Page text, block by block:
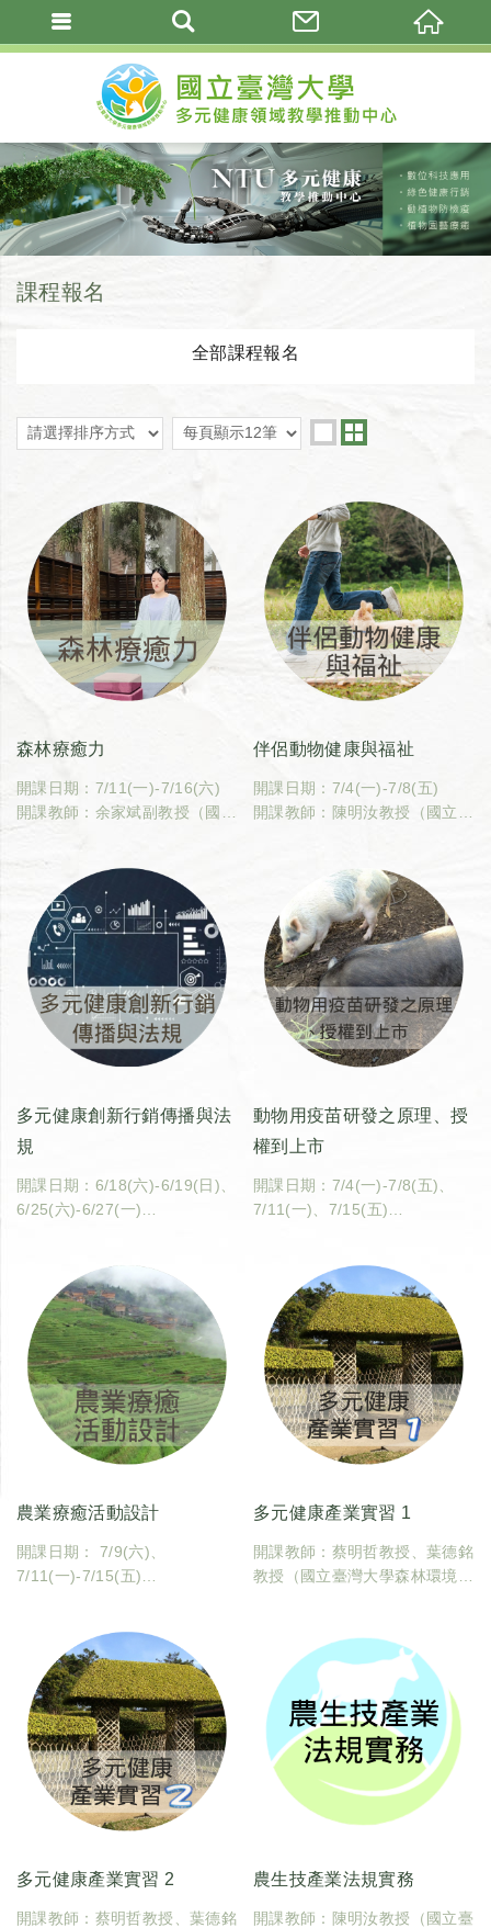
課程報名
全部課程報名
森林療癒力
開課日期：7/11(一)-7/16(六)
開課教師：余家斌副教授（國立
上課地點：臺灣大學森林環境暨
資源學系森林館一樓林一教室、
臺灣大學綜合教學館 401教室
(7/14)
臺大課碼：600U0640
學分數：2
伴侶動物健康與福祉
開課日期：7/4(一)-7/8(五)
開課教師：陳明汝教授（國立臺
課程），部分課程於臺灣大學動
物科學技術學系畜一教室
（7/4）
臺大課碼：600U0650
學分數：2
多元健康創新行銷傳播與法
規
開課日期：6/18(六)-6/19(日)、
6/25(六)-6/27(一)
上課地點：臺灣大學校總區農業
綜合館(生物產業傳播暨發展學
系五樓502研討室)
臺大課碼：600U0660
學分數：2
動物用疫苗研發之原理、授
權到上市
開課日期：7/4(一)-7/8(五)、
7/11(一)、7/15(五)
理生物學研究所）
上課地點：線上
臺大課碼：600U0670
學分數：2
農業療癒活動設計
開課日期： 7/9(六)、
7/11(一)-7/15(五)
大學園藝暨景觀學系、森林環境
暨資源學系）
講演課程地點：臺大農場園藝分
場 臺北市大安區芳蘭路51號
臺大課碼：600U0680
學分數：1
多元健康產業實習 1
開課教師：蔡明哲教授、葉德銘
教授（國立臺灣大學森林環境暨
學分數：1
開課日期：7-8月
課程地點：各實習單位
多元健康產業實習 2
開課教師：蔡明哲教授、葉德銘
農生技產業法規實務
開課教師：陳明汝教授（國立臺